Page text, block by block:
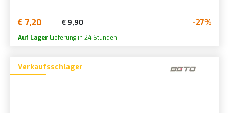
€ 7,20 € 9,90 -27%
Auf Lager Lieferung in 24 Stunden
Verkaufsschlager